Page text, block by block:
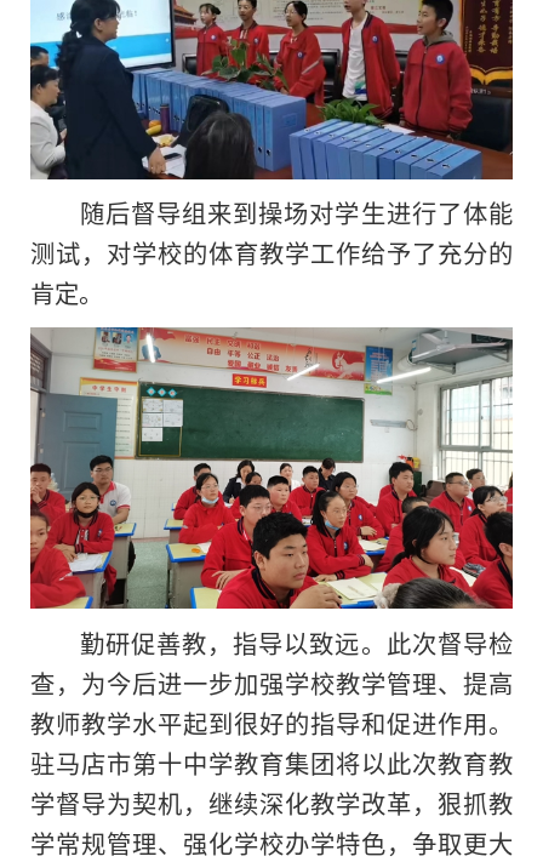
随后督导组来到操场对学生进行了体能
测试，对学校的体育教学工作给予了充分的
肯定。
勤研促善教，指导以致远。此次督导检
查，为今后进一步加强学校教学管理、提高
教师教学水平起到很好的指导和促进作用。
驻马店市第十中学教育集团将以此次教育教
学督导为契机，继续深化教学改革，狠抓教
学常规管理、强化学校办学特色，争取更大